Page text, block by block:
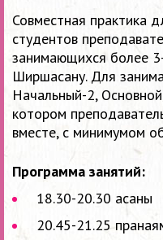
Совместная практика
студентов
занимающихся более
Ширшасану. Для
Начальный-2,
котором
вместе, с минимумом
Программа занятий:
18.30-20.30 асаны
20.45-21.25